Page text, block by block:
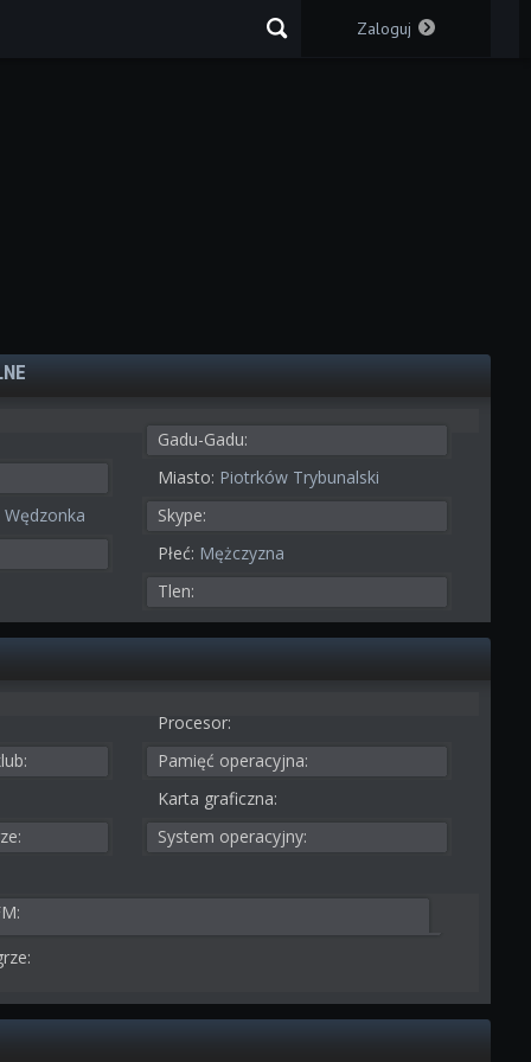
Zaloguj
Wędzonka
Gadu-Gadu:
Miasto: Piotrków Trybunalski
Skype:
Płeć: Mężczyzna
Tlen:
Procesor:
Pamięć operacyjna:
Karta graficzna:
System operacyjny: